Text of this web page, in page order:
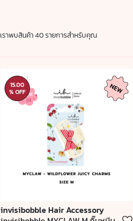
เราพบสินค้า40รายการสำหรับคุณ
invisibobble Hair Accessory
15.00
% OFF